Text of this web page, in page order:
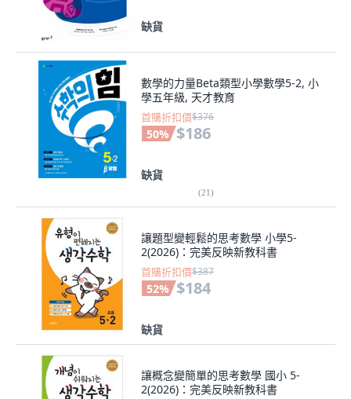
缺貨
數學的力量Beta類型小學數學5-2, 小
學五年級, 天才教育
首購折扣價$376
50% $186
缺貨
(21)
讓題型變輕鬆的思考數學 小學5-
2(2026)：完美反映新教科書
首購折扣價$387
52% $184
缺貨
讓概念變簡單的思考數學 國小 5-
2(2026)：完美反映新教科書